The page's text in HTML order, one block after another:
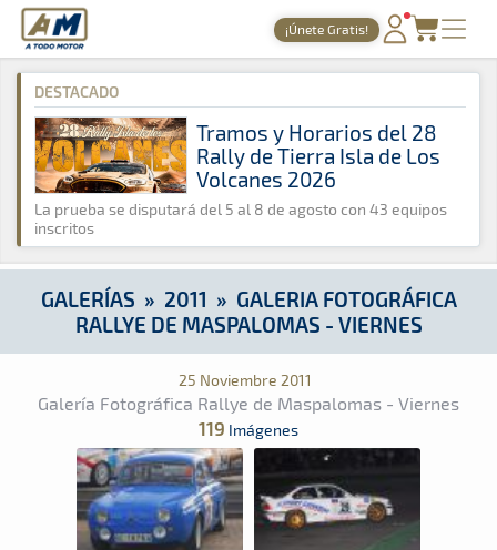
A Todo Motor · Revista del motor desde 1999
¡Únete Gratis!
PORTADA
TIEMPOS ONLINE
NOTICIAS
AGENDA
GALERÍAS
TIENDA
ARCHIVO
A Todo Motor » Galerías » 2011 » Galeria Fotográfica Rallye
DESTACADO
Tramos y Horarios del 28
Rally de Tierra Isla de Los
Volcanes 2026
La prueba se disputará del 5 al 8 de agosto con 43 equipos
inscritos
GALERÍAS » 2011 » GALERIA FOTOGRÁFICA
RALLYE DE MASPALOMAS - VIERNES
25 Noviembre 2011
Galería Fotográfica Rallye de Maspalomas - Viernes
119 Imágenes